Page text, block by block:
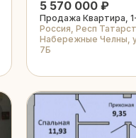
5 570 000 ₽
Продажа Квартира,
Россия, Респ
Набережные Челны,
7Б